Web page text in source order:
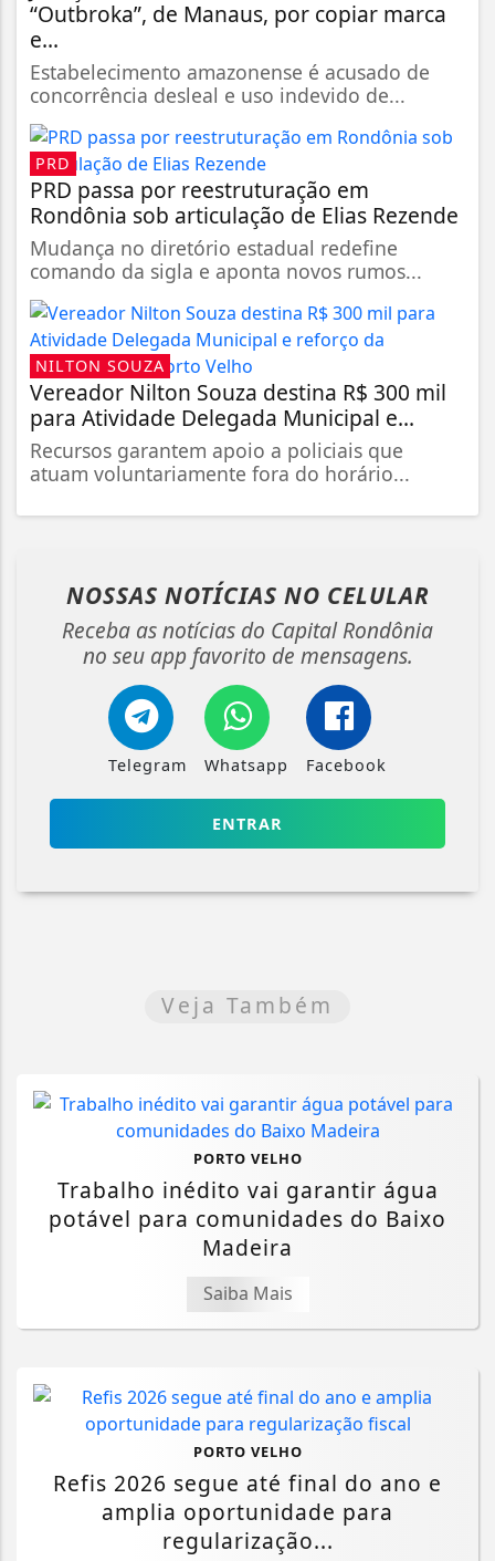
“Outbroka”, de Manaus, por copiar marca
e...
Estabelecimento amazonense é acusado de
concorrência desleal e uso indevido de...
PRD
PRD passa por reestruturação em
Rondônia sob articulação de Elias Rezende
Mudança no diretório estadual redefine
comando da sigla e aponta novos rumos...
NILTON SOUZA
Vereador Nilton Souza destina R$ 300 mil
para Atividade Delegada Municipal e...
Recursos garantem apoio a policiais que
atuam voluntariamente fora do horário...
NOSSAS NOTÍCIAS NO CELULAR
Receba as notícias do Capital Rondônia
no seu app favorito de mensagens.
Telegram Whatsapp Facebook
ENTRAR
Veja Também
PORTO VELHO
Trabalho inédito vai garantir água
potável para comunidades do Baixo
Madeira
Saiba Mais
PORTO VELHO
Refis 2026 segue até final do ano e
amplia oportunidade para
regularização...